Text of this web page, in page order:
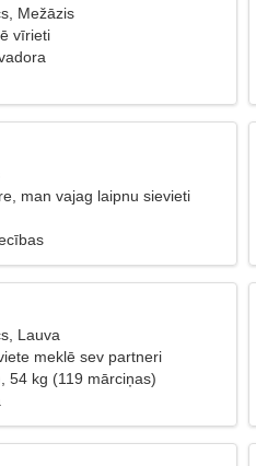
Mežāzis
vīrieti
man vajag laipnu sievieti
Lauva
meklē sev partneri
54 kg (119 mārciņas)